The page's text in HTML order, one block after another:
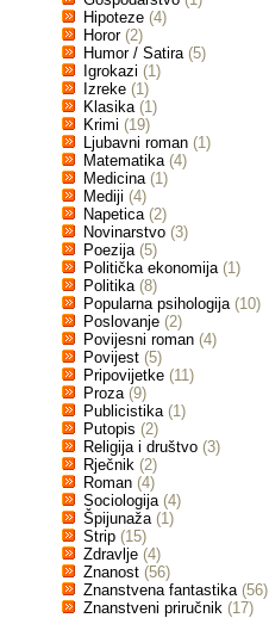
Hipoteze (4)
Horor (2)
Humor / Satira (5)
Igrokazi (1)
Izreke (1)
Klasika (1)
Krimi (19)
Ljubavni roman (1)
Matematika (4)
Medicina (1)
Mediji (4)
Napetica (2)
Novinarstvo (3)
Poezija (5)
Politička ekonomija (1)
Politika (8)
Popularna psihologija (10)
Poslovanje (2)
Povijesni roman (4)
Povijest (5)
Pripovijetke (11)
Proza (9)
Publicistika (1)
Putopis (2)
Religija i društvo (3)
Rječnik (2)
Roman (4)
Sociologija (4)
Špijunaža (1)
Strip (15)
Zdravlje (4)
Znanost (56)
Znanstvena fantastika (56)
Znanstveni priručnik (17)